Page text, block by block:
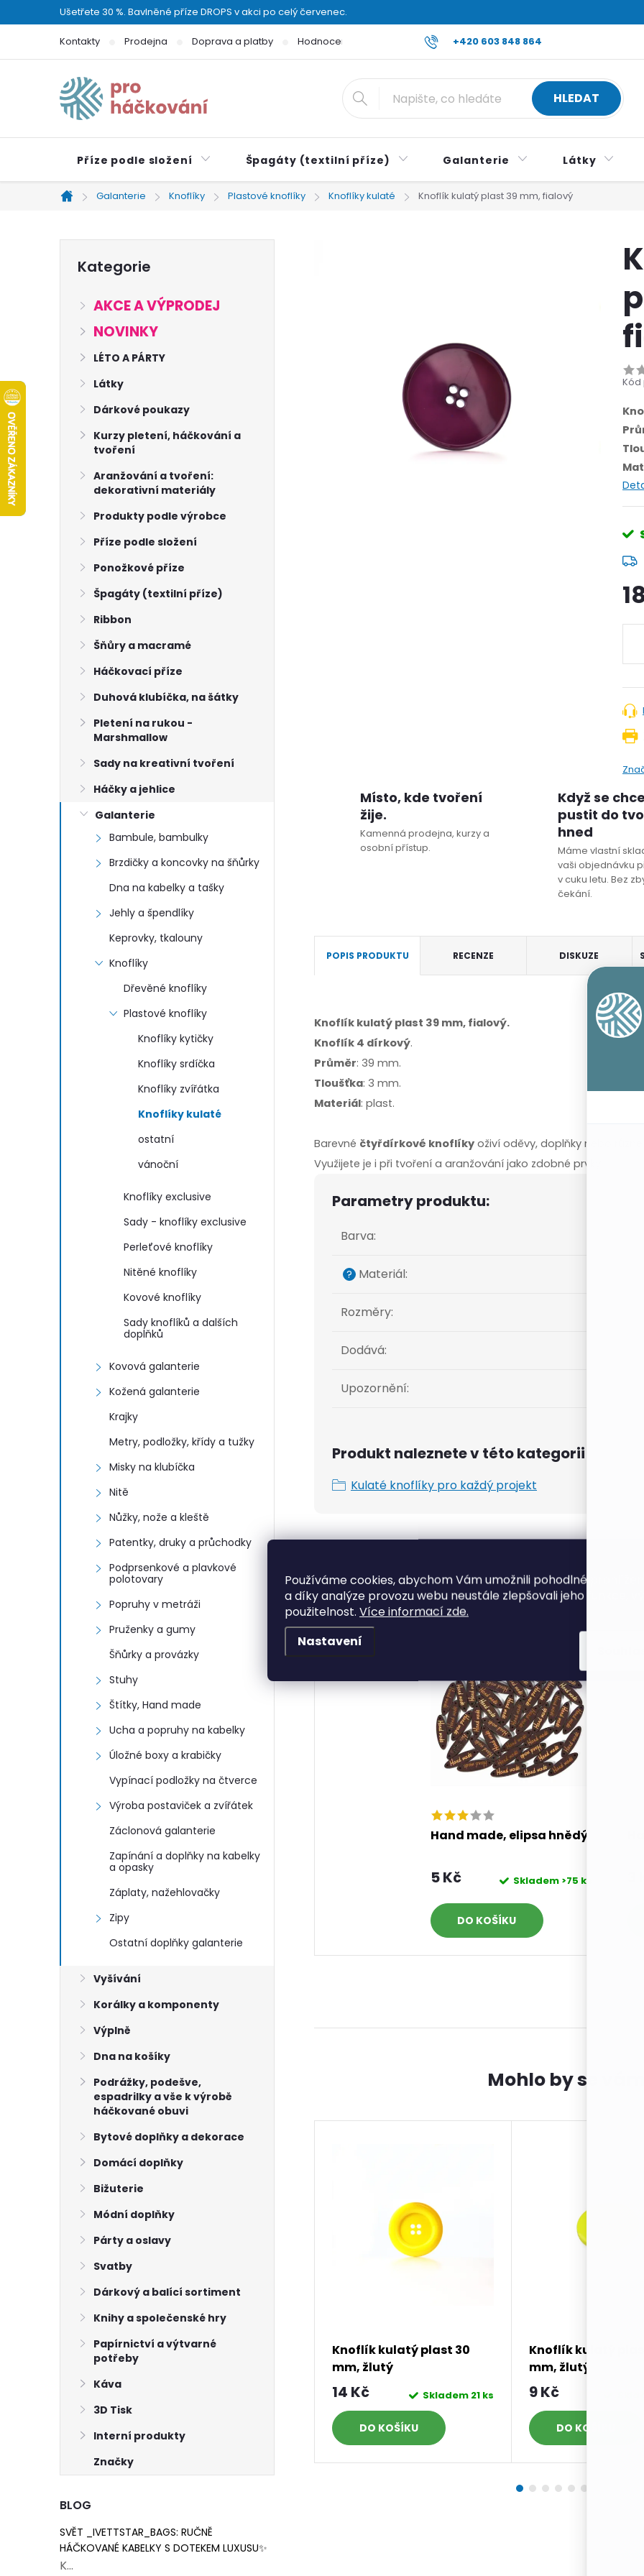
Používáme cookies, abychom Vám umožnili pohodlné prohlížení
a díky analýze provozu webu neustále zlepšovali jeho funkce,
použitelnost. Více informací zde.
Nastavení
na
Ušetřete 30 %. Bavlněné příze DROPS v akci po celý červenec.
+420 603 848 864
Kontakty Prodejna Doprava a platby Hodnocení obchodu Reklamace a vrácení zboží Všeobecné
HLEDAT
Příze podle složení Špagáty (textilní příze) Galanterie Látky
Domů
Galanterie Knoflíky Plastové knoflíky Knoflíky kulaté Knoflík kulatý plast 39 mm, fialový
kategorie
Kategorie
AKCE A VÝPRODEJ
NOVINKY
LÉTO A PÁRTY
Látky
Dárkové poukazy
Kurzy pletení, háčkování a
tvoření
Aranžování a tvoření:
dekorativní materiály
Produkty podle výrobce
Příze podle složení
Ponožkové příze
Špagáty (textilní příze)
Ribbon
Šňůry a macramé
Háčkovací příze
Duhová klubíčka, na šátky
Pletení na rukou -
Marshmallow
Sady na kreativní tvoření
Háčky a jehlice
Galanterie
Bambule, bambulky
Brzdičky a koncovky na šňůrky
Dna na kabelky a tašky
Jehly a špendlíky
Keprovky, tkalouny
Knoflíky
Dřevěné knoflíky
Plastové knoflíky
Knoflíky kytičky
Knoflíky srdíčka
Knoflíky zvířátka
Knoflíky kulaté
ostatní
vánoční
Knoflíky exclusive
Sady - knoflíky exclusive
Perleťové knoflíky
Nitěné knoflíky
Kovové knoflíky
Sady knoflíků a dalších
doplňků
Kovová galanterie
Kožená galanterie
Krajky
Metry, podložky, křídy a tužky
Misky na klubíčka
Nitě
Nůžky, nože a kleště
Patentky, druky a průchodky
Podprsenkové a plavkové
polotovary
Popruhy v metráži
Pruženky a gumy
Šňůrky a provázky
Stuhy
Štítky, Hand made
Ucha a popruhy na kabelky
Úložné boxy a krabičky
Vypínací podložky na čtverce
Výroba postaviček a zvířátek
Záclonová galanterie
Zapínání a doplňky na kabelky
a opasky
Záplaty, nažehlovačky
Zipy
Ostatní doplňky galanterie
Vyšívání
Korálky a komponenty
Výplně
Dna na košíky
Podrážky, podešve,
espadrilky a vše k výrobě
háčkované obuvi
Bytové doplňky a dekorace
Domácí doplňky
Bižuterie
Módní doplňky
Párty a oslavy
Svatby
Dárkový a balící sortiment
Knihy a společenské hry
Papírnictví a výtvarné
potřeby
Káva
3D Tisk
Interní produkty
Značky
BLOG
SVĚT _IVETTSTAR_BAGS: RUČNĚ
HÁČKOVANÉ KABELKY S DOTEKEM LUXUSU✨
K...
Kód
Místo, kde tvoření
žije.
Kamenná prodejna, kurzy a
osobní přístup.
Když se
pustit do
hned
Máme vlastní
vaši objednávku
v cuku letu. Bez
čekání.
POPIS PRODUKTU RECENZE DISKUZE
Knoflík kulatý plast 39 mm, fialový.
Knoflík 4 dírkový.
Průměr: 39 mm.
Tloušťka: 3 mm.
Materiál: plast.
Barevné čtyřdírkové knoflíky oživí oděvy, doplňky nebo různé
Využijete je i při tvoření a aranžování jako zdobné prvky.
Parametry produktu:
Barva:
? Materiál:
Rozměry:
Dodává:
Upozornění:
Produkt naleznete v této kategorii
Kulaté knoflíky pro každý projekt
Hand made, elipsa hnědý
5 Kč Skladem >75 ks
DO KOŠÍKU
19 mm, bílý
Knoflík kytka 17 mm,
tmavě zelený s bílou
Knoflík kulatý plast 30
mm, žlutý
14 Kč Skladem 21 ks
DO KOŠÍKU
Knoflík kulatý plast
mm, žlutý
9 Kč
DO KOŠÍKU